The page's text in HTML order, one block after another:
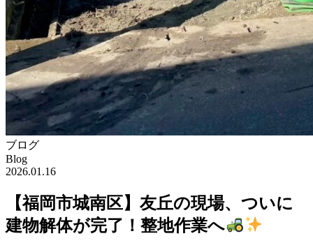
ブログ
Blog
2026.01.16
【福岡市城南区】友丘の現場、ついに
建物解体が完了！整地作業へ